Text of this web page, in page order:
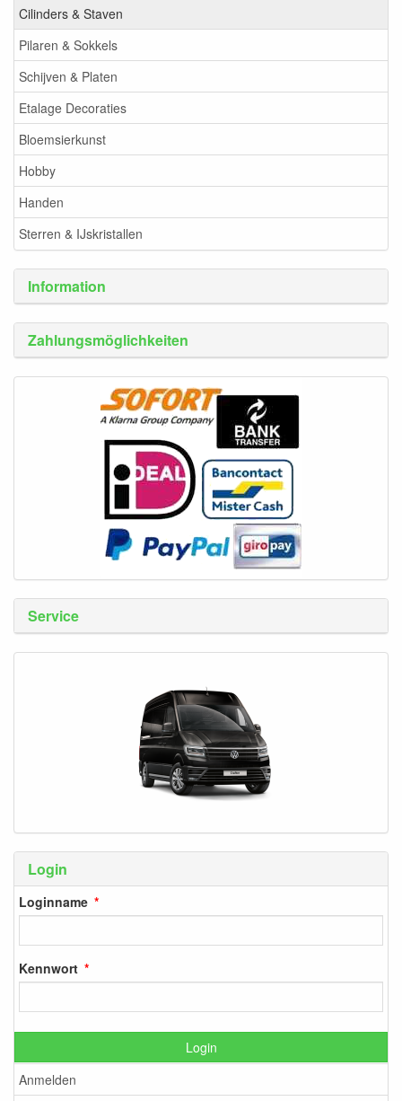
Cilinders & Staven
Pilaren & Sokkels
Schijven & Platen
Etalage Decoraties
Bloemsierkunst
Hobby
Handen
Sterren & IJskristallen
Information
Zahlungsmöglichkeiten
Service
Login
Loginname
Kennwort
Login
Anmelden